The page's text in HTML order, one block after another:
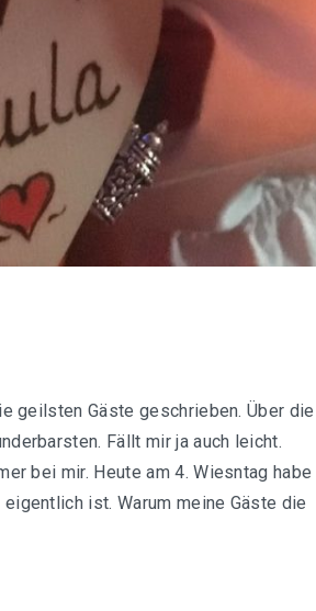
geilsten Gäste geschrieben. Über die
Fällt mir ja auch leicht.
bei mir. Heute am 4. Wiesntag habe
ist. Warum meine Gäste die